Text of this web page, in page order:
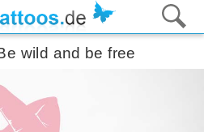
wild and be free